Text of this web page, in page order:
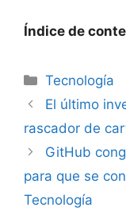
Índice de
Categorías
Tecnología
El último
rascador de
GitHub
para que se
Tecnología